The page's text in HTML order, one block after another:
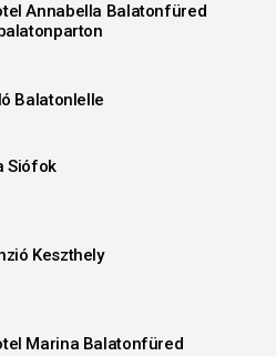
Annabella Balatonfüred
Balatonlelle
Siófok
Keszthely
Marina Balatonfüred